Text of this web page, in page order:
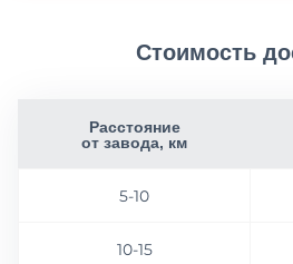
Стоимость
Расстояние
от завода, км
5-10
10-15